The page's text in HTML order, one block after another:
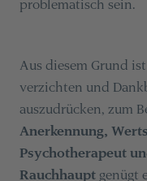
problematisch sein.
Aus diesem Grund
verzichten und
auszudrücken, zum
Anerkennung,
Psychotherapeut
Rauchhauptgenügt